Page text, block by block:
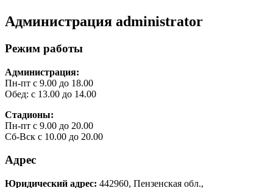
Администрация administrator
Режим работы
Администрация:
Пн-пт с 9.00 до 18.00
Обед: с 13.00 до 14.00
Стадионы:
Пн-пт с 9.00 до 20.00
Сб-Вск с 10.00 до 20.00
Адрес
Юридический адрес: 442960, Пензенская обл.,